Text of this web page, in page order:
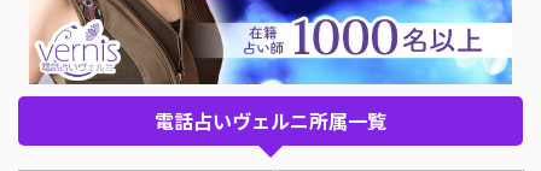
電話占いヴェルニ所属一覧